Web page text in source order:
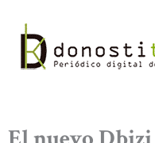
contenido